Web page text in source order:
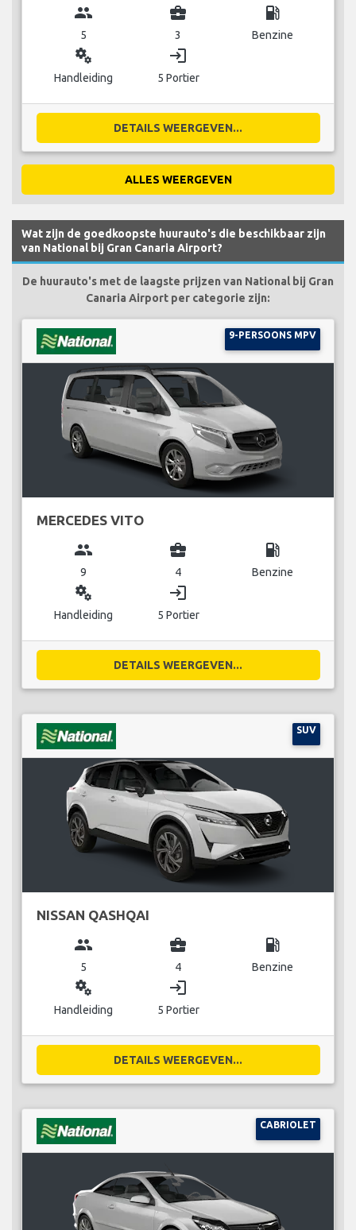
group
5
business_center
3
local_gas_station
Benzine
miscellaneous_services
Handleiding
login
5 Portier
DETAILS WEERGEVEN...
ALLES WEERGEVEN
Wat zijn de goedkoopste huurauto's die beschikbaar zijn
van National bij Gran Canaria Airport?
De huurauto's met de laagste prijzen van National bij Gran
Canaria Airport per categorie zijn:
9-PERSOONS MPV
MERCEDES VITO
group
9
business_center
4
local_gas_station
Benzine
miscellaneous_services
Handleiding
login
5 Portier
DETAILS WEERGEVEN...
SUV
NISSAN QASHQAI
group
5
business_center
4
local_gas_station
Benzine
miscellaneous_services
Handleiding
login
5 Portier
DETAILS WEERGEVEN...
CABRIOLET